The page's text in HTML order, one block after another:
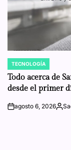
POSTED
IN
TECNOLOGÍA
Todo acerca de
desde el primer
onagosto 6, 2026